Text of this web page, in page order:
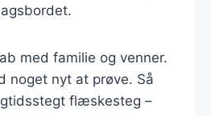
med familie og venner.
noget nyt at prøve. Så
flæskesteg –